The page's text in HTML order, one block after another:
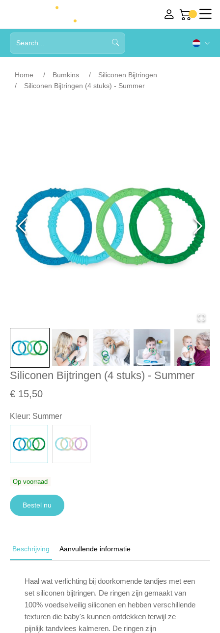
Home Bumkins
Siliconen Bijtringen
Siliconen Bijtringen (4 stuks) - Summer
Siliconen Bijtringen (4 stuks) - Summer
€ 15,50
Kleur: Summer
Op voorraad
Bestel nu
Beschrijving Aanvullende informatie
Haal wat verlichting bij doorkomende tandjes met een
set siliconen bijtringen. De ringen zijn gemaakt van
100% voedselveilig siliconen en hebben verschillende
texturen die baby's kunnen ontdekken terwijl ze
pijnlijk tandvlees kalmeren. De ringen zijn